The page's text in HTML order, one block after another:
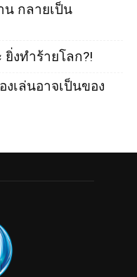
น กลายเป็น
ยิ่งทำร้ายโลก?!
งเล่นอาจเป็นของ